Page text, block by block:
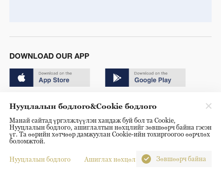
DOWNLOAD OUR APP
Copyright © 2024 CGTN.
京ICP备20000184号
京公网安备 11010502050052号
Нууцлалын бодлого&Cookie бодлого
Манай сайтад үргэлжлүүлэн хандаж буй бол та Cookie,
Нууцлалын бодлого, ашиглалтын нөхцлийг зөвшөөрч байна гэсэн
үг. Та өөрийн хөтчөөр дамжуулан Cookie-ийн тохиргоогоо өөрчлөх
боломжтой.
Нууцлалын бодлого Ашиглах нөхцөл Зөвшөөрч байна